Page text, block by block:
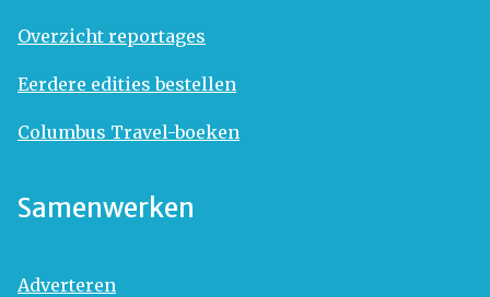
Overzicht reportages
Eerdere edities bestellen
Columbus Travel-boeken
Samenwerken
Adverteren